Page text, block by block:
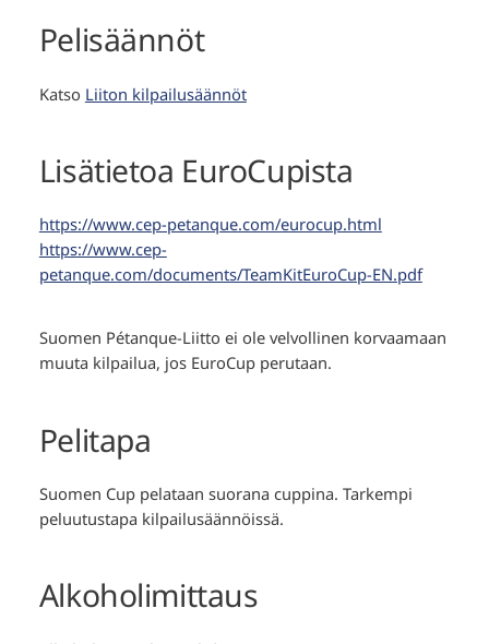
Pelisäännöt
Katso Liiton kilpailusäännöt
Lisätietoa EuroCupista
https://www.cep-petanque.com/eurocup.html
https://www.cep-
petanque.com/documents/TeamKitEuroCup-EN.pdf
Suomen Pétanque-Liitto ei ole velvollinen korvaamaan
muuta kilpailua, jos EuroCup perutaan.
Pelitapa
Suomen Cup pelataan suorana cuppina. Tarkempi
peluutustapa kilpailusäännöissä.
Alkoholimittaus